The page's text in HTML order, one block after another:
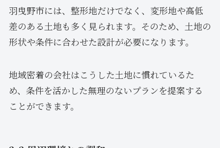
羽曳野市には、整形地だけでなく、変形地や高低
差のある土地も多く見られます。そのため、土地の
形状や条件に合わせた設計が必要になります。
地域密着の会社はこうした土地に慣れているた
め、条件を活かした無理のないプランを提案する
ことができます。